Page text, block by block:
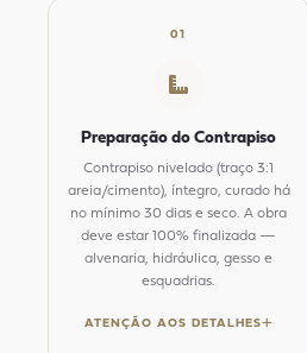
01
Preparação do Contrapiso
Contrapiso nivelado (traço 3:1
areia/cimento), íntegro, curado há
no mínimo 30 dias e seco. A obra
deve estar 100% finalizada —
alvenaria, hidráulica, gesso e
esquadrias.
ATENÇÃO AOS DETALHES